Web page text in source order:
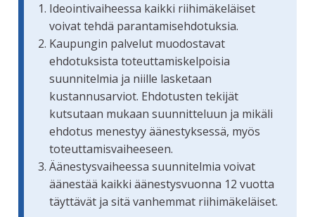
Ideointivaiheessa kaikki riihimäkeläiset
voivat tehdä parantamisehdotuksia.
Kaupungin palvelut muodostavat
ehdotuksista toteuttamiskelpoisia
suunnitelmia ja niille lasketaan
kustannusarviot. Ehdotusten tekijät
kutsutaan mukaan suunnitteluun ja mikäli
ehdotus menestyy äänestyksessä, myös
toteuttamisvaiheeseen.
Äänestysvaiheessa suunnitelmia voivat
äänestää kaikki äänestysvuonna 12 vuotta
täyttävät ja sitä vanhemmat riihimäkeläiset.